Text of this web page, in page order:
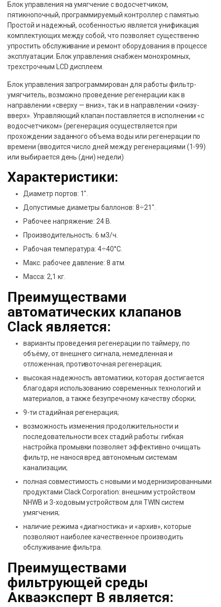
Блок управления на умягчение с водосчетчиком,
пятикнопочный, программируемый контроллер с памятью.
Простой и надежный, особенностью является унификация
комплектующих между собой, что позволяет существенно
упростить обслуживание и ремонт оборудования в процессе
эксплуатации. Блок управления снабжен монохромных,
трехстрочным LCD дисплеем.
Блок управления запрограммирован для работы фильтр-
умягчитель, возможно проведение регенерации как в
направлении «сверху — вниз», так и в направлении «снизу-
вверх». Управляющий клапан поставляется в исполнении «с
водосчетчиком» (регенерация осуществляется при
прохождении заданного объема воды или регенерации по
времени (вводится число дней между регенерациями (1-99)
или выбирается день (дни) недели)
Характеристики:
Диаметр портов: 1″.
Допустимые диаметры баллонов: 8÷21″.
Рабочее напряжение: 24 В.
Производительность: 6 м3/ч.
Рабочая температура: 4÷40°С.
Макс. рабочее давление: 8 атм.
Масса: 2,1 кг.
Преимуществами
автоматических клапанов
Clack является:
варианты проведения регенерации по таймеру, по
объёму, от внешнего сигнала, немедленная и
отложенная, противоточная регенерация;
высокая надежность автоматики, которая достигается
благодаря использованию современных технологий и
материалов, а также безупречному качеству сборки;
9-ти стадийная регенерация;
возможность изменения продолжительности и
последовательности всех стадий работы: гибкая
настройка промывки позволяет эффективно очищать
фильтр, не нанося вред автономным системам
канализации;
полная совместимость с новыми и модернизированными
продуктами Clack Corporation: внешним устройством
NHWB и 3-ходовым устройством для TWIN систем
умягчения;
наличие режима «диагностика» и «архив», которые
позволяют наиболее качественное производить
обслуживание фильтра.
Преимуществами
фильтрующей среды
Акваэксперт B является: